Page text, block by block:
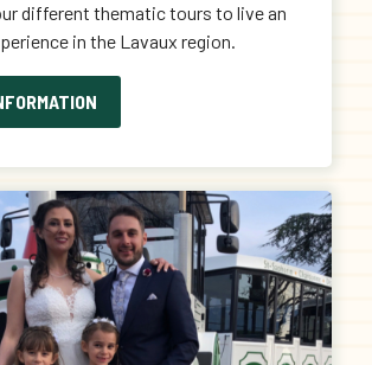
different thematic tours to live an
in the Lavaux region.